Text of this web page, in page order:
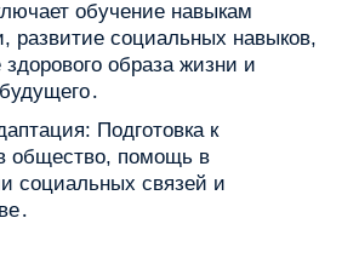
обучение навыкам
развитие социальных навыков,
образа жизни и
Подготовка к
общество, помощь в
социальных связей и